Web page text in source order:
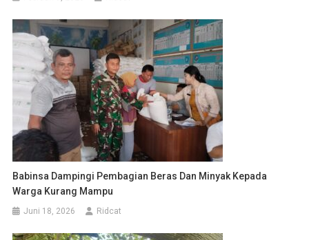
Babinsa Dampingi Pembagian Beras Dan Minyak Kepada
Warga Kurang Mampu
Juni 18, 2026 Ridcat